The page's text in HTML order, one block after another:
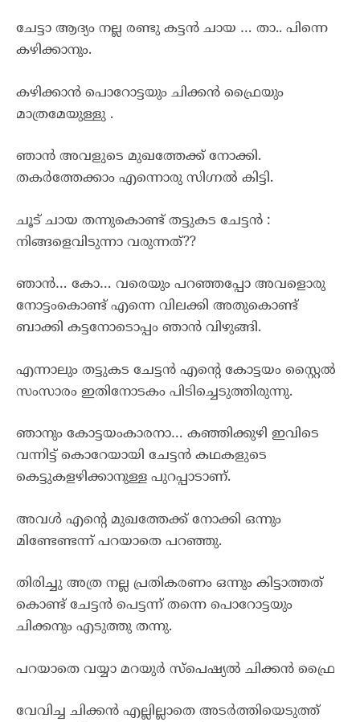
ചേട്ടാ ആദ്യം നല്ല രണ്ടു കട്ടൻ ചായ … താ.. പിന്നെ
കഴിക്കാനും.
കഴിക്കാൻ പൊറോട്ടയും ചിക്കൻ ഫ്രൈയും
മാത്രമേയുള്ളു .
ഞാൻ അവളുടെ മുഖത്തേക്ക് നോക്കി.
തകർത്തേക്കാം എന്നൊരു സിഗ്നൽ കിട്ടി.
ചൂട് ചായ തന്നുകൊണ്ട് തട്ടുകട ചേട്ടൻ :
നിങ്ങളെവിടുന്നാ വരുന്നത്??
ഞാൻ… കോ… വരെയും പറഞ്ഞപ്പോ അവളൊരു
നോട്ടംകൊണ്ട് എന്നെ വിലക്കി അതുകൊണ്ട്
ബാക്കി കട്ടനോടൊപ്പം ഞാൻ വിഴുങ്ങി.
എന്നാലും തട്ടുകട ചേട്ടൻ എന്റെ കോട്ടയം സ്റ്റൈൽ
സംസാരം ഇതിനോടകം പിടിച്ചെടുത്തിരുന്നു.
ഞാനും കോട്ടയംകാരനാ… കഞ്ഞിക്കുഴി ഇവിടെ
വന്നിട്ട് കൊറേയായി ചേട്ടൻ കഥകളുടെ
കെട്ടുകളഴിക്കാനുള്ള പുറപ്പാടാണ്.
അവൾ എന്റെ മുഖത്തേക്ക് നോക്കി ഒന്നും
മിണ്ടേണ്ടന്ന് പറയാതെ പറഞ്ഞു.
തിരിച്ചു അത്ര നല്ല പ്രതികരണം ഒന്നും കിട്ടാത്തത്
കൊണ്ട് ചേട്ടൻ പെട്ടന്ന് തന്നെ പൊറോട്ടയും
ചിക്കനും എടുത്തു തന്നു.
പറയാതെ വയ്യാ മറയുർ സ്പെഷ്യൽ ചിക്കൻ ഫ്രൈ
വേവിച്ച ചിക്കൻ എല്ലില്ലാതെ അടർത്തിയെടുത്ത്